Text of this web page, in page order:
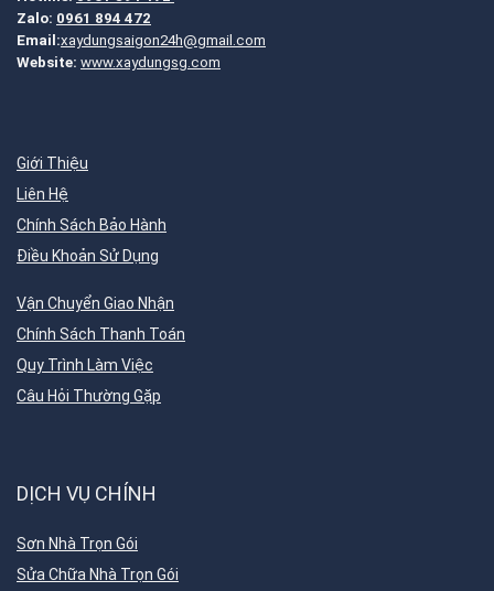
Zalo: 0961 894 472
Email:xaydungsaigon24h@gmail.com
Website: www.xaydungsg.com
Giới Thiệu
Liên Hệ
Chính Sách Bảo Hành
Điều Khoản Sử Dụng
Vận Chuyển Giao Nhận
Chính Sách Thanh Toán
Quy Trình Làm Việc
Câu Hỏi Thường Gặp
DỊCH VỤ CHÍNH
Sơn Nhà Trọn Gói
Sửa Chữa Nhà Trọn Gói